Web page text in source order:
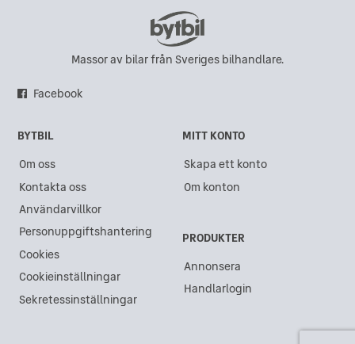
Massor av bilar från Sveriges bilhandlare.
Facebook
BYTBIL
Om oss
Kontakta oss
Användarvillkor
Personuppgiftshantering
Cookies
Cookieinställningar
Sekretessinställningar
MITT KONTO
Skapa ett konto
Om konton
PRODUKTER
Annonsera
Handlarlogin